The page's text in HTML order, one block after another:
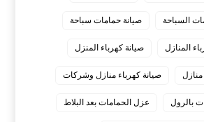
السباحة صيانة حمامات سباحة
المنازل صيانة كهرباء المنزل
منازل صيانة كهرباء منازل وشركات
بالرول عزل الحمامات بعد البلاط